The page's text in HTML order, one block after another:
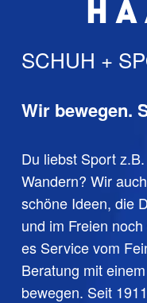
SCHUH +
Wir bewegen.
Du liebst Sport
Wandern? Wir
schöne Ideen, die
und im Freien
es Service vom
Beratung mit
bewegen. Seit